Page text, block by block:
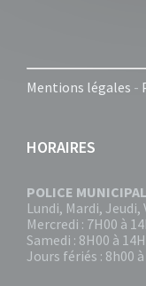
Mentions légales -
HORAIRES
POLICE
Lundi, Mardi, Jeudi,
Mercredi : 7H00 à
Samedi : 8H00 à
Jours fériés : 8h00